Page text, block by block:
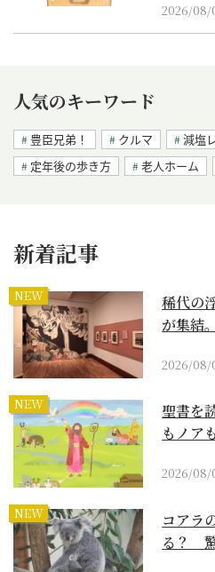
2026/08/
人気のキーワード
豊臣兄弟！ クルマ 減塩
定年後の歩き方
老人ホーム
新着記事
NEW
稀代の
が集結
2026/08/
NEW
聖書を
もノア
2026/08/
NEW
コアラ
る？